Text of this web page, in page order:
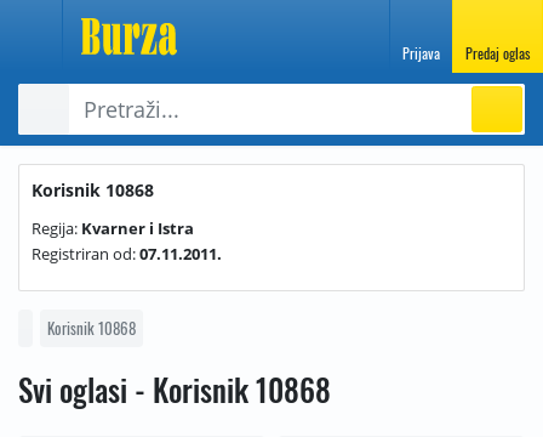
Prijava Predaj oglas
Korisnik 10868
Regija: Kvarner i Istra
Registriran od:07.11.2011.
Korisnik 10868
Svi oglasi - Korisnik 10868